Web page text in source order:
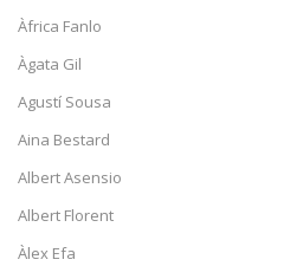
Àfrica Fanlo
Àgata Gil
Agustí Sousa
Aina Bestard
Albert Asensio
Albert Florent
Àlex Efa